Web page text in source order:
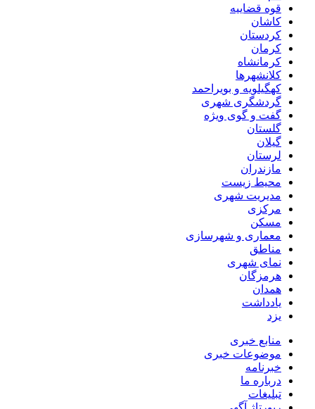
قوه قضاییه
کاشان
کردستان
کرمان
کرمانشاه
کلانشهرها
کهگیلویه و بویراحمد
گردشگری شهری
گفت و گوی ویژه
گلستان
گیلان
لرستان
مازندران
محیط زیست
مدیریت شهری
مرکزی
مسکن
معماری و شهرسازی
مناطق
نمای شهری
هرمزگان
همدان
یادداشت
یزد
منابع خبری
موضوعات خبری
خبرنامه
درباره ما
تبلیغات